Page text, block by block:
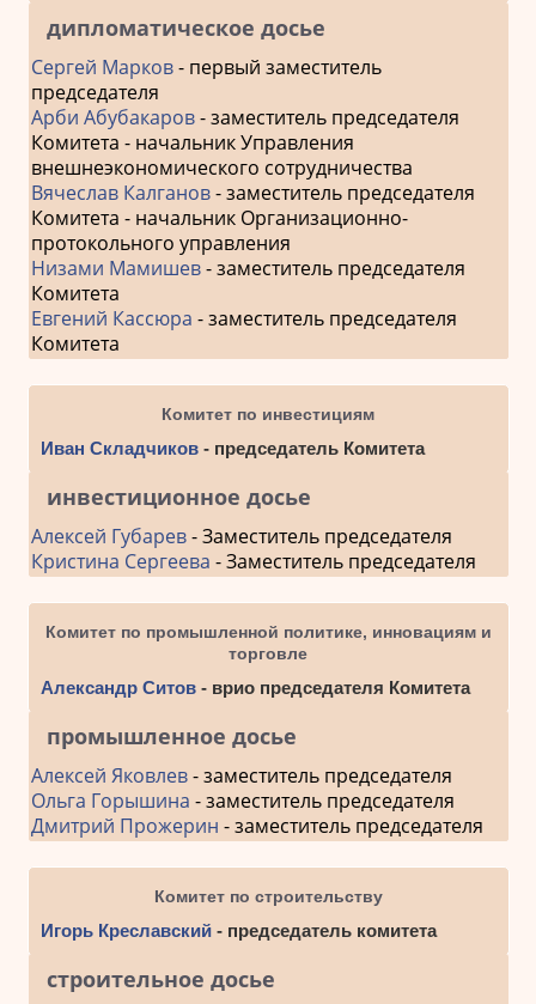
дипломатическое досье
Сергей Марков- первый заместитель
председателя
Арби Абубакаров- заместитель председателя
Комитета - начальник Управления
внешнеэкономического сотрудничества
Вячеслав Калганов- заместитель председателя
Комитета - начальник Организационно-
протокольного управления
Низами Мамишев- заместитель председателя
Комитета
Евгений Кассюра - заместитель председателя
Комитета
Комитет по инвестициям
Иван Складчиков- председатель Комитета
инвестиционное досье
Алексей Губарев- Заместитель председателя
Кристина Сергеева - Заместитель председателя
Комитет по промышленной политике, инновациям и
торговле
Александр Ситов- врио председателя Комитета
промышленное досье
Алексей Яковлев- заместитель председателя
Ольга Горышина - заместитель председателя
Дмитрий Прожерин - заместитель председателя
Комитет по строительству
Игорь Креславский - председатель комитета
строительное досье